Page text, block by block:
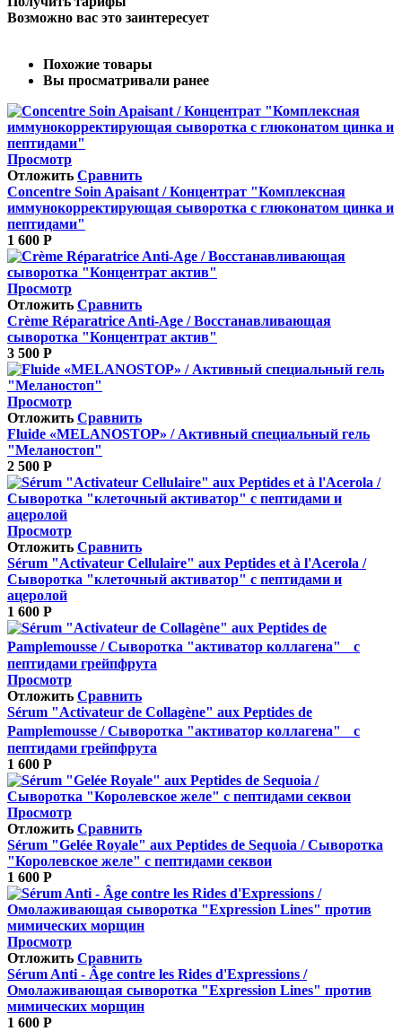
Возможно вас это заинтересует
Похожие товары
Вы просматривали ранее
Просмотр
Отложить Сравнить
Concentre Soin Apaisant / Концентрат "Комплексная
иммунокорректирующая сыворотка c глюконатом цинка и
пептидами"
1 600 Р
Просмотр
Отложить Сравнить
Crème Réparatrice Anti-Age / Восстанавливающая
сыворотка "Концентрат актив"
3 500 Р
Просмотр
Отложить Сравнить
Fluide «MELANOSTOP» / Активный специальный гель
"Меланостоп"
2 500 Р
Просмотр
Отложить Сравнить
Sérum "Activateur Cellulaire" aux Peptides et à l'Acerola /
Сыворотка "клеточный активатор" с пептидами и
ацеролой
1 600 Р
Просмотр
Отложить Сравнить
Sérum "Activateur de Collagène" aux Peptides de
Pamplemousse / Сыворотка "активатор коллагена" с
пептидами грейпфрута
1 600 Р
Просмотр
Отложить Сравнить
Sérum "Gelée Royale" aux Peptides de Sequoia / Сыворотка
"Королевское желе" с пептидами секвои
1 600 Р
Просмотр
Отложить Сравнить
Sérum Anti ‐ Âge contre les Rides d'Expressions /
Омолаживающая сыворотка "Expression Lines" против
мимических морщин
1 600 Р